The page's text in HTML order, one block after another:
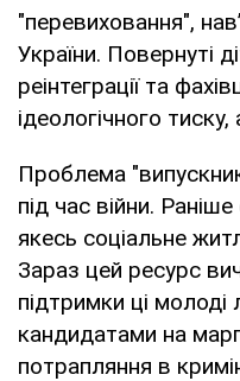
"перевиховання",
України. Повернуті
реінтеграції та
ідеологічного тиску,
Проблема
під час війни.
якесь соціальне
Зараз цей ресурс
підтримки ці
кандидатами на
потрапляння в